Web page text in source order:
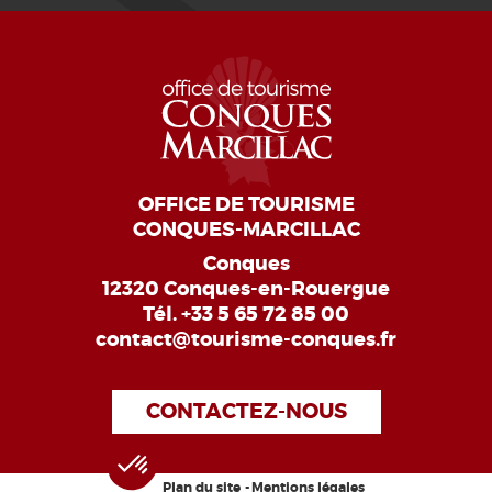
OFFICE DE TOURISME
CONQUES-MARCILLAC
Conques
12320 Conques-en-Rouergue
Tél.+33 5 65 72 85 00
contact@tourisme-conques.fr
CONTACTEZ-NOUS
Plan du site Mentions légales